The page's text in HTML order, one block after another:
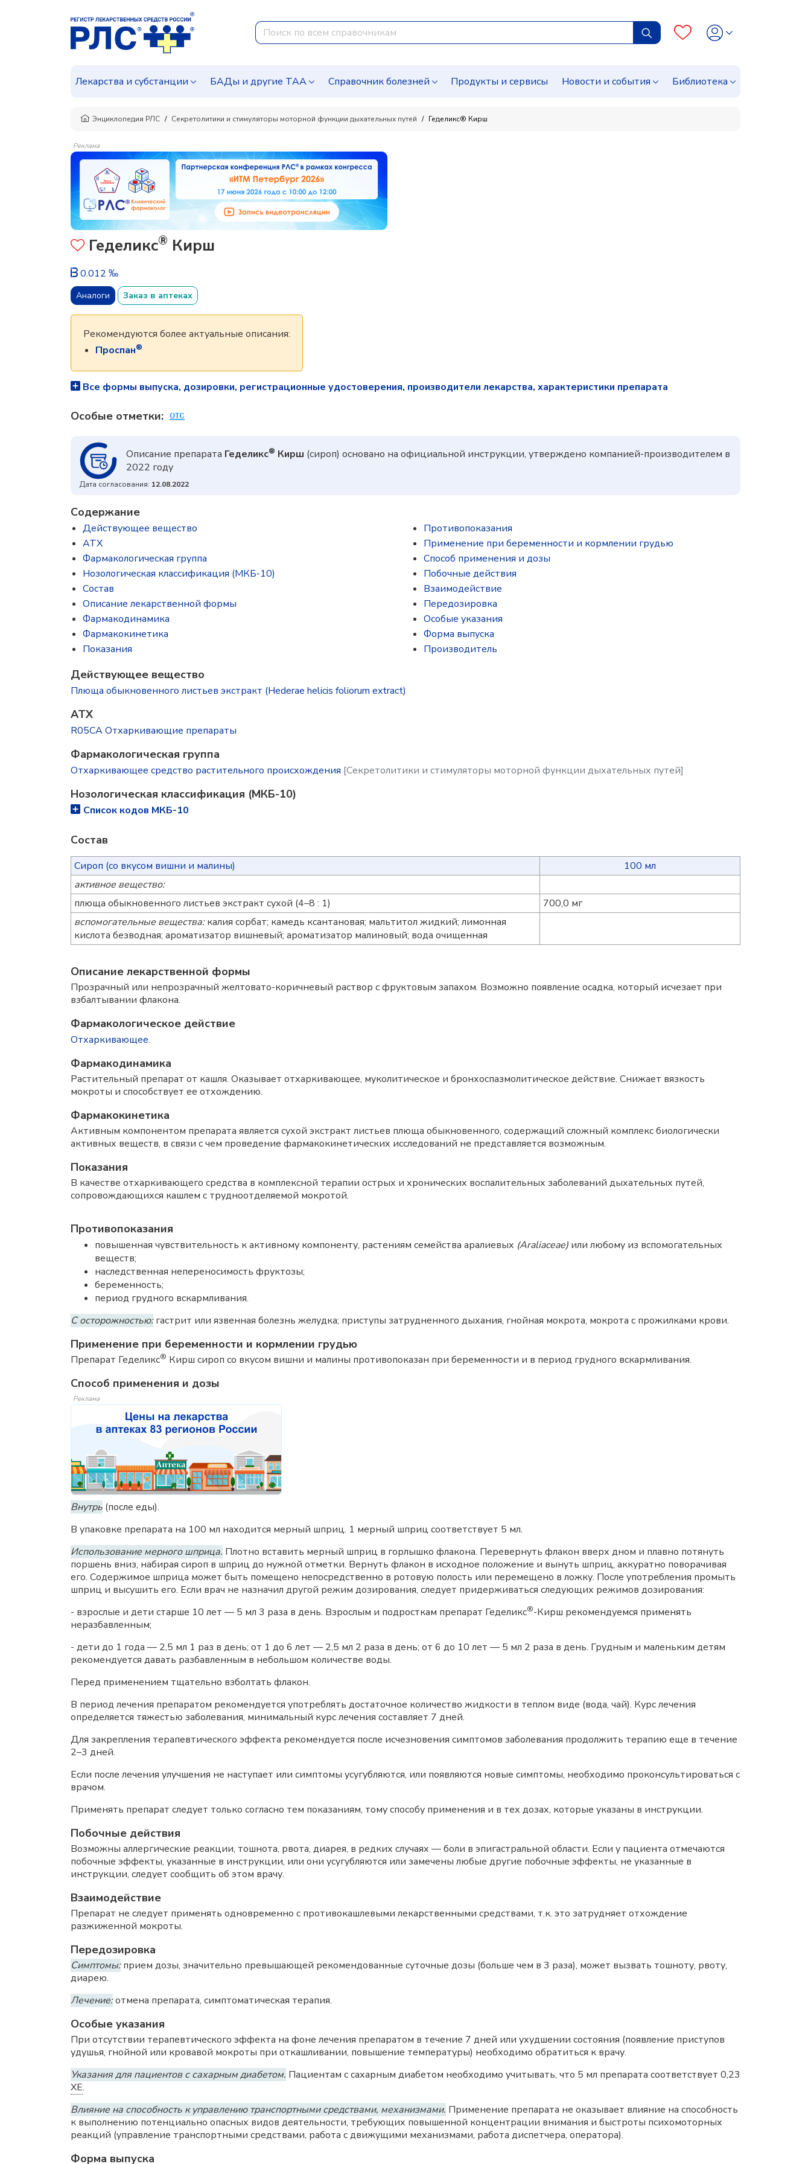
Лекарства и субстанции БАДы и другие ТАА Справочник болезней Продукты и сервисы Новости и события Библиотека
Энциклопедия РЛС Секретолитики и стимуляторы моторной функции дыхательных путей Геделикс® Кирш
Реклама
Геделикс® Кирш
0.012 ‰
Аналоги Заказ в аптеках
Рекомендуются более актуальные описания:
Проспан®
Все формы выпуска, дозировки, регистрационные удостоверения, производители лекарства, характеристики препарата
Особые отметки:
Описание препарата Геделикс® Кирш (сироп) основано на официальной инструкции, утверждено компанией-производителем в
2022 году
Дата согласования: 12.08.2022
Содержание
Действующее вещество
ATX
Фармакологическая группа
Нозологическая классификация (МКБ-10)
Состав
Описание лекарственной формы
Фармакодинамика
Фармакокинетика
Показания
Противопоказания
Применение при беременности и кормлении грудью
Способ применения и дозы
Побочные действия
Взаимодействие
Передозировка
Особые указания
Форма выпуска
Производитель
Действующее вещество
Плюща обыкновенного листьев экстракт (Hederae helicis foliorum extract)
ATX
R05CA Отхаркивающие препараты
Фармакологическая группа
Отхаркивающее средство растительного происхождения [Секретолитики и стимуляторы моторной функции дыхательных путей]
Нозологическая классификация (МКБ-10)
Список кодов МКБ-10
Состав
Сироп (со вкусом вишни и малины)
100 мл
активное вещество:
плюща обыкновенного листьев экстракт сухой (4–8 : 1)
700,0 мг
вспомогательные вещества:калия сорбат; камедь ксантановая; мальтитол жидкий; лимонная
кислота безводная; ароматизатор вишневый; ароматизатор малиновый; вода очищенная
Описание лекарственной формы
Прозрачный или непрозрачный желтовато-коричневый раствор с фруктовым запахом. Возможно появление осадка, который исчезает при
взбалтывании флакона.
Фармакологическое действие
Отхаркивающее.
Фармакодинамика
Растительный препарат от кашля. Оказывает отхаркивающее, муколитическое и бронхоспазмолитическое действие. Снижает вязкость
мокроты и способствует ее отхождению.
Фармакокинетика
Активным компонентом препарата является сухой экстракт листьев плюща обыкновенного, содержащий сложный комплекс биологически
активных веществ, в связи с чем проведение фармакокинетических исследований не представляется возможным.
Показания
В качестве отхаркивающего средства в комплексной терапии острых и хронических воспалительных заболеваний дыхательных путей,
сопровождающихся кашлем с трудноотделяемой мокротой.
Противопоказания
повышенная чувствительность к активному компоненту, растениям семейства аралиевых (Araliaceae) или любому из вспомогательных
веществ;
наследственная непереносимость фруктозы;
беременность;
период грудного вскармливания.
С осторожностью:гастрит или язвенная болезнь желудка; приступы затрудненного дыхания, гнойная мокрота, мокрота с прожилками крови.
Применение при беременности и кормлении грудью
Препарат Геделикс® Кирш сироп со вкусом вишни и малины противопоказан при беременности и в период грудного вскармливания.
Способ применения и дозы
Реклама
Внутрь (после еды).
В упаковке препарата на 100 мл находится мерный шприц. 1 мерный шприц соответствует 5 мл.
Использование мерного шприца. Плотно вставить мерный шприц в горлышко флакона. Перевернуть флакон вверх дном и плавно потянуть
поршень вниз, набирая сироп в шприц до нужной отметки. Вернуть флакон в исходное положение и вынуть шприц, аккуратно поворачивая
его. Содержимое шприца может быть помещено непосредственно в ротовую полость или перемещено в ложку. После употребления промыть
шприц и высушить его. Если врач не назначил другой режим дозирования, следует придерживаться следующих режимов дозирования:
- взрослые и дети старше 10 лет — 5 мл 3 раза в день. Взрослым и подросткам препарат Геделикс®-Кирш рекомендуемся применять
неразбавленным;
- дети до 1 года — 2,5 мл 1 раз в день; от 1 до 6 лет — 2,5 мл 2 раза в день; от 6 до 10 лет — 5 мл 2 раза в день. Грудным и маленьким детям
рекомендуется давать разбавленным в небольшом количестве воды.
Перед применением тщательно взболтать флакон.
В период лечения препаратом рекомендуется употреблять достаточное количество жидкости в теплом виде (вода, чай). Курс лечения
определяется тяжестью заболевания, минимальный курс лечения составляет 7 дней.
Для закрепления терапевтического эффекта рекомендуется после исчезновения симптомов заболевания продолжить терапию еще в течение
2–3 дней.
Если после лечения улучшения не наступает или симптомы усугубляются, или появляются новые симптомы, необходимо проконсультироваться с
врачом.
Применять препарат следует только согласно тем показаниям, тому способу применения и в тех дозах, которые указаны в инструкции.
Побочные действия
Возможны аллергические реакции, тошнота, рвота, диарея, в редких случаях — боли в эпигастральной области. Если у пациента отмечаются
побочные эффекты, указанные в инструкции, или они усугубляются или замечены любые другие побочные эффекты, не указанные в
инструкции, следует сообщить об этом врачу.
Взаимодействие
Препарат не следует применять одновременно с противокашлевыми лекарственными средствами, т.к. это затрудняет отхождение
разжиженной мокроты.
Передозировка
Симптомы:прием дозы, значительно превышающей рекомендованные суточные дозы (больше чем в 3 раза), может вызвать тошноту, рвоту,
диарею.
Лечение:отмена препарата, симптоматическая терапия.
Особые указания
При отсутствии терапевтического эффекта на фоне лечения препаратом в течение 7 дней или ухудшении состояния (появление приступов
удушья, гнойной или кровавой мокроты при откашливании, повышение температуры) необходимо обратиться к врачу.
Указания для пациентов с сахарным диабетом. Пациентам с сахарным диабетом необходимо учитывать, что 5 мл препарата соответствует 0,23
ХЕ.
Влияние на способность к управлению транспортными средствами, механизмами. Применение препарата не оказывает влияние на способность
к выполнению потенциально опасных видов деятельности, требующих повышенной концентрации внимания и быстроты психомоторных
реакций (управление транспортными средствами, работа с движущими механизмами, работа диспетчера, оператора).
Форма выпуска